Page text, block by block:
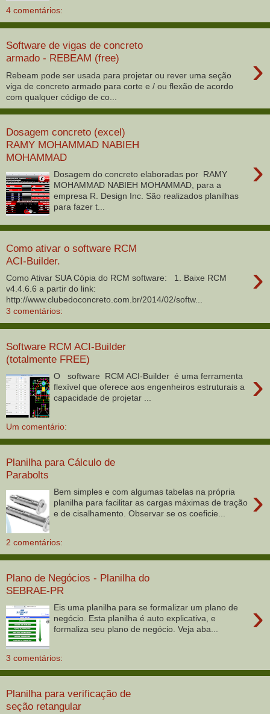
4 comentários:
Software de vigas de concreto
armado - REBEAM (free)
›
Rebeam pode ser usada para projetar ou rever uma seção
viga de concreto armado para corte e / ou flexão de acordo
com qualquer código de co...
Dosagem concreto (excel)
RAMY MOHAMMAD NABIEH
MOHAMMAD
›
Dosagem do concreto elaboradas por RAMY
MOHAMMAD NABIEH MOHAMMAD, para a
empresa R. Design Inc. São realizados planilhas
para fazer t...
Como ativar o software RCM
ACI-Builder.
›
Como Ativar SUA Cópia do RCM software: 1. Baixe RCM
v4.4.6.6 a partir do link:
http://www.clubedoconcreto.com.br/2014/02/softw...
3 comentários:
Software RCM ACI-Builder
(totalmente FREE)
›
O software RCM ACI-Builder é uma ferramenta
flexível que oferece aos engenheiros estruturais a
capacidade de projetar ...
Um comentário:
Planilha para Cálculo de
Parabolts
›
Bem simples e com algumas tabelas na própria
planilha para facilitar as cargas máximas de tração
e de cisalhamento. Observar se os coeficie...
2 comentários:
Plano de Negócios - Planilha do
SEBRAE-PR
›
Eis uma planilha para se formalizar um plano de
negócio. Esta planilha é auto explicativa, e
formaliza seu plano de negócio. Veja aba...
3 comentários:
Planilha para verificação de
seção retangular